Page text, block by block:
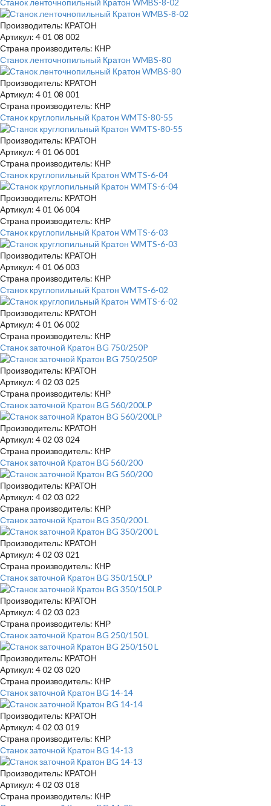
Станок ленточнопильный Кратон WMBS-8-02
Производитель: КРАТОН
Артикул: 4 01 08 002
Страна производитель: КНР
Станок ленточнопильный Кратон WMBS-80
Производитель: КРАТОН
Артикул: 4 01 08 001
Страна производитель: КНР
Станок круглопильный Кратон WMTS-80-55
Производитель: КРАТОН
Артикул: 4 01 06 001
Страна производитель: КНР
Станок круглопильный Кратон WMTS-6-04
Производитель: КРАТОН
Артикул: 4 01 06 004
Страна производитель: КНР
Станок круглопильный Кратон WMTS-6-03
Производитель: КРАТОН
Артикул: 4 01 06 003
Страна производитель: КНР
Станок круглопильный Кратон WMTS-6-02
Производитель: КРАТОН
Артикул: 4 01 06 002
Страна производитель: КНР
Станок заточной Кратон BG 750/250P
Производитель: КРАТОН
Артикул: 4 02 03 025
Страна производитель: КНР
Станок заточной Кратон BG 560/200LP
Производитель: КРАТОН
Артикул: 4 02 03 024
Страна производитель: КНР
Станок заточной Кратон BG 560/200
Производитель: КРАТОН
Артикул: 4 02 03 022
Страна производитель: КНР
Станок заточной Кратон BG 350/200 L
Производитель: КРАТОН
Артикул: 4 02 03 021
Страна производитель: КНР
Станок заточной Кратон BG 350/150LP
Производитель: КРАТОН
Артикул: 4 02 03 023
Страна производитель: КНР
Станок заточной Кратон BG 250/150 L
Производитель: КРАТОН
Артикул: 4 02 03 020
Страна производитель: КНР
Станок заточной Кратон BG 14-14
Производитель: КРАТОН
Артикул: 4 02 03 019
Страна производитель: КНР
Станок заточной Кратон BG 14-13
Производитель: КРАТОН
Артикул: 4 02 03 018
Страна производитель: КНР